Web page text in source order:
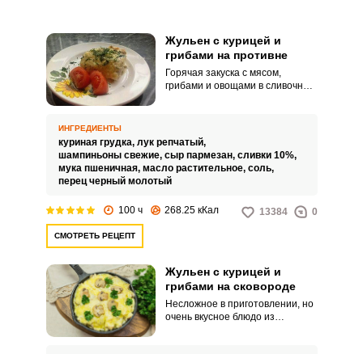
Жульен с курицей и
грибами на противне
Горячая закуска с мясом,
грибами и овощами в сливочном
ИНГРЕДИЕНТЫ
куриная грудка, лук репчатый,
шампиньоны свежие, сыр пармезан, сливки 10%,
мука пшеничная, масло растительное, соль,
перец черный молотый
100 ч 268.25 кКал 13384 0
СМОТРЕТЬ РЕЦЕПТ
Жульен с курицей и
грибами на сковороде
Несложное в приготовлении, но
очень вкусное блюдо из